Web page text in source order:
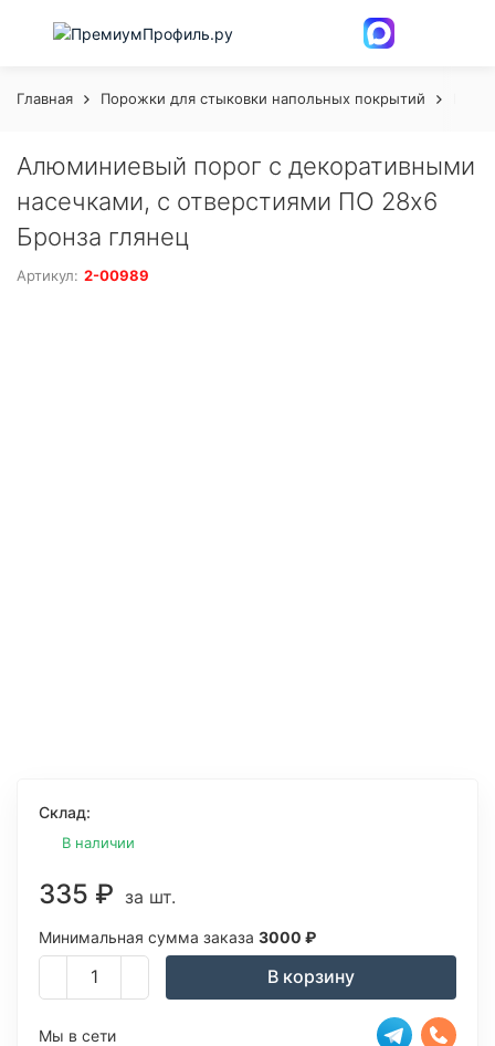
Главная Порожки для стыковки напольных покрытий
Алюминиевый порог с декоративными
насечками, с отверстиями ПО 28х6
Бронза глянец
Артикул: 2-00989
Склад:
В наличии
335 ₽ за шт.
Минимальная сумма заказа 3000 ₽
В корзину
Мы в сети